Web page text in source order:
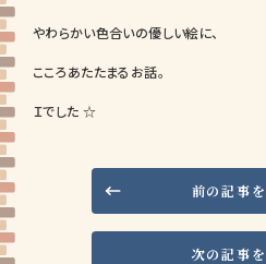
やわらかい色合いの優しい絵に、
こころあたたまるお話。
Ｉでした ☆
前の記事
次の記事